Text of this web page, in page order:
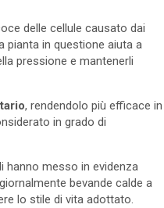
delle cellule causato dai
pianta in questione aiuta a
pressione e mantenerli
, rendendolo più efficace in
in grado di
hanno messo in evidenza
bevande calde a
lo stile di vita adottato.